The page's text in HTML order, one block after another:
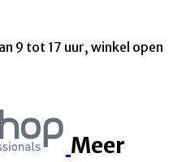
9 tot 17 uur, winkel open
Meer